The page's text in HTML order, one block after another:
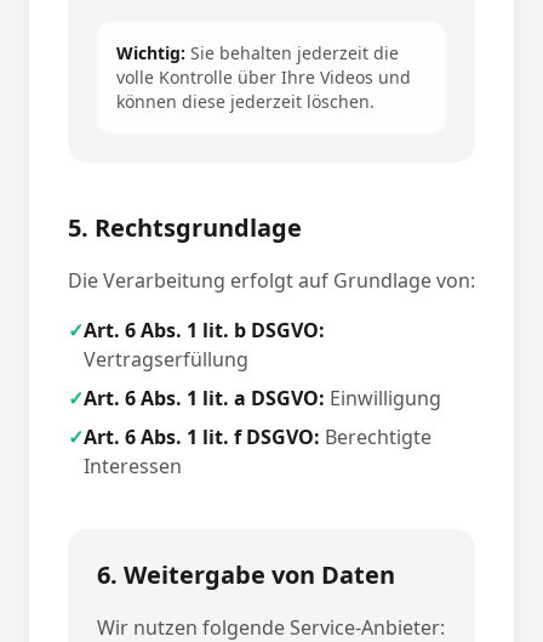
Wichtig: Sie behalten jederzeit die
volle Kontrolle über Ihre Videos und
können diese jederzeit löschen.
5. Rechtsgrundlage
Die Verarbeitung erfolgt auf Grundlage von:
✓Art. 6 Abs. 1 lit. b DSGVO:
Vertragserfüllung
✓Art. 6 Abs. 1 lit. a DSGVO: Einwilligung
✓Art. 6 Abs. 1 lit. f DSGVO: Berechtigte
Interessen
6. Weitergabe von Daten
Wir nutzen folgende Service-Anbieter: